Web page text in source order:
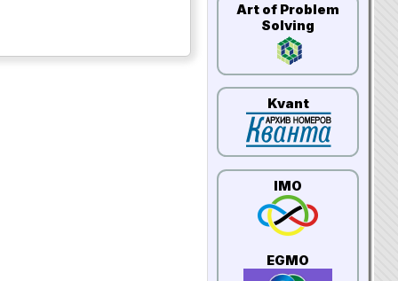
Art of Problem
Solving
Kvant
IMO
EGMO